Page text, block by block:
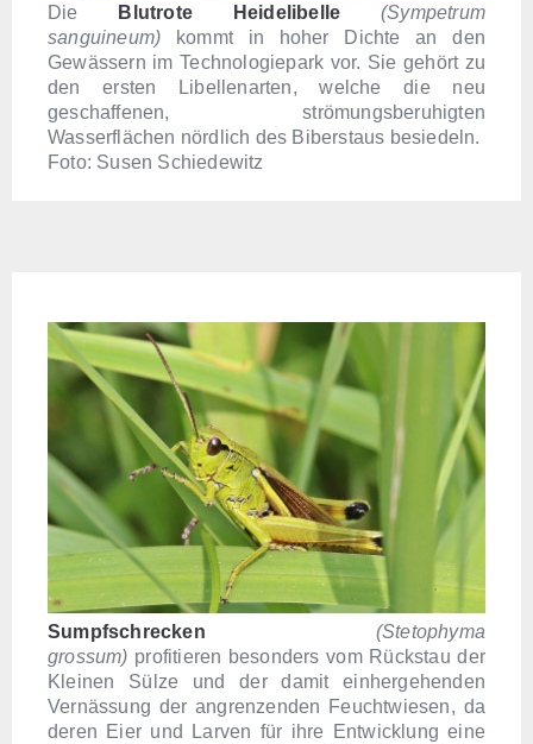
Die Blutrote Heidelibelle
(Sympetrum
sanguineum) kommt in hoher Dichte an den
Gewässern im Technologiepark vor. Sie gehört zu
den ersten Libellenarten, welche die neu
geschaffenen, strömungsberuhigten
Wasserflächen nördlich des Biberstaus besiedeln.
Foto: Susen Schiedewitz
Sumpfschrecken
(Stetophyma
grossum) profitieren besonders vom Rückstau der
Kleinen Sülze und der damit einhergehenden
Vernässung der angrenzenden Feuchtwiesen, da
deren Eier und Larven für ihre Entwicklung eine